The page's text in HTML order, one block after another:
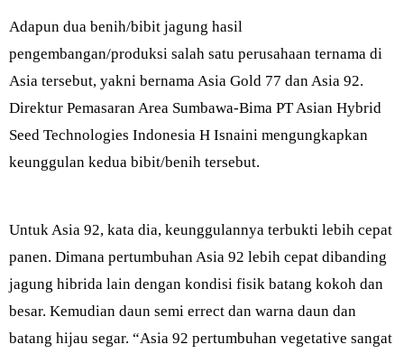
Adapun dua benih/bibit jagung hasil
pengembangan/produksi salah satu perusahaan ternama di
Asia tersebut, yakni bernama Asia Gold 77 dan Asia 92.
Direktur Pemasaran Area Sumbawa-Bima PT Asian Hybrid
Seed Technologies Indonesia H Isnaini mengungkapkan
keunggulan kedua bibit/benih tersebut.
Untuk Asia 92, kata dia, keunggulannya terbukti lebih cepat
panen. Dimana pertumbuhan Asia 92 lebih cepat dibanding
jagung hibrida lain dengan kondisi fisik batang kokoh dan
besar. Kemudian daun semi errect dan warna daun dan
batang hijau segar. “Asia 92 pertumbuhan vegetative sangat